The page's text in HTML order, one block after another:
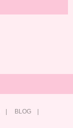
BLOG